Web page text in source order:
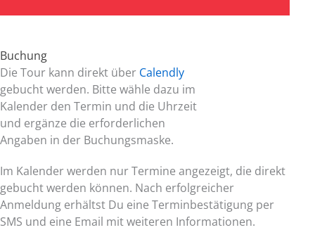
Buchung
Die Tour kann direkt über Calendly
gebucht werden. Bitte wähle dazu im
Kalender den Termin und die Uhrzeit
und ergänze die erforderlichen
Angaben in der Buchungsmaske.
Im Kalender werden nur Termine angezeigt, die direkt
gebucht werden können. Nach erfolgreicher
Anmeldung erhältst Du eine Terminbestätigung per
SMS und eine Email mit weiteren Informationen.